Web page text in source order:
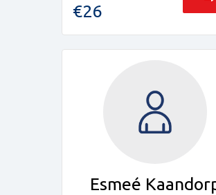
€26
Esmeé